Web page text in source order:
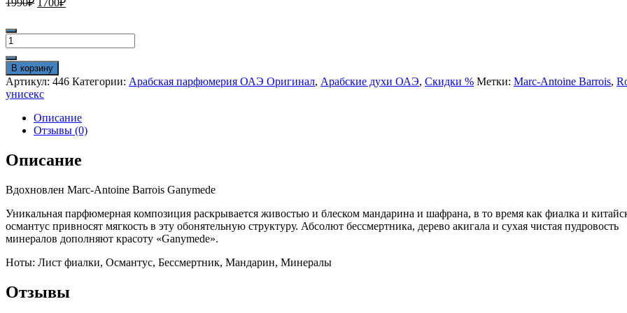
Количество
товара
Арабский
парфюм
Rose
Mark
Anthony
Boris
Gannimyde
100
мл
В корзину
Артикул: 446 Категории: Арабская парфюмерия ОАЭ Оригинал, Арабские духи ОАЭ, Скидки % Метки: Marc-Antoine Barrois,
унисекс
Описание
Отзывы (0)
Описание
Вдохновлен Marc-Antoine Barrois Ganymede
Уникальная парфюмерная композиция раскрывается живостью и блеском мандарина и шафрана, в то время как фиалка и
османтус привносят мягкость в эту обонятельную структуру. Абсолют бессмертника, дерево акигала и сухая чистая пудровость
минералов дополняют красоту «Ganymede».
Ноты: Лист фиалки, Османтус, Бессмертник, Мандарин, Минералы
Отзывы